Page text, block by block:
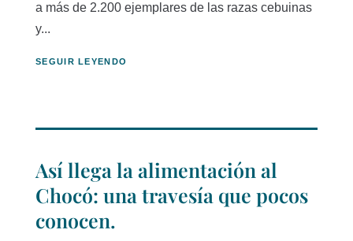
a más de 2.200 ejemplares de las razas cebuinas
y...
SEGUIR LEYENDO
Así llega la alimentación al
Chocó: una travesía que pocos
conocen.